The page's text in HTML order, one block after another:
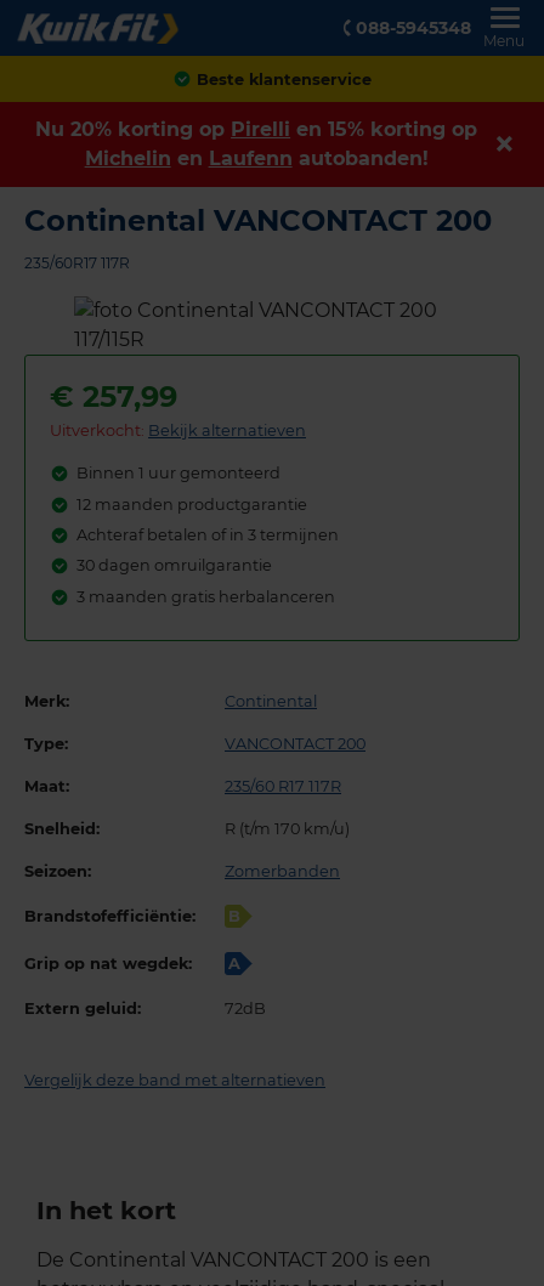
088-5945348
Menu
Beste klantenservice
Nu 20% korting op Pirelli en 15% korting op
Michelin en Laufenn autobanden!
Continental VANCONTACT 200
235/60R17 117R
€ 257,99
Uitverkocht: Bekijk alternatieven
Binnen 1 uur gemonteerd
12 maanden productgarantie
Achteraf betalen of in 3 termijnen
30 dagen omruilgarantie
3 maanden gratis herbalanceren
Merk: Continental
Type: VANCONTACT 200
Maat: 235/60 R17 117R
Snelheid: R (t/m 170 km/u)
Seizoen: Zomerbanden
Brandstofefficiëntie: B
Grip op nat wegdek: A
Extern geluid: 72dB
Vergelijk deze band met alternatieven
In het kort
De Continental VANCONTACT 200 is een